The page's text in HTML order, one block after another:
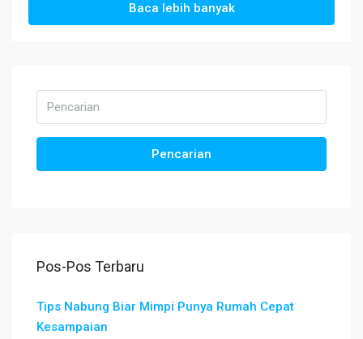
Baca lebih banyak
Pencarian
Pos-Pos Terbaru
Tips Nabung Biar Mimpi Punya Rumah Cepat
Kesampaian